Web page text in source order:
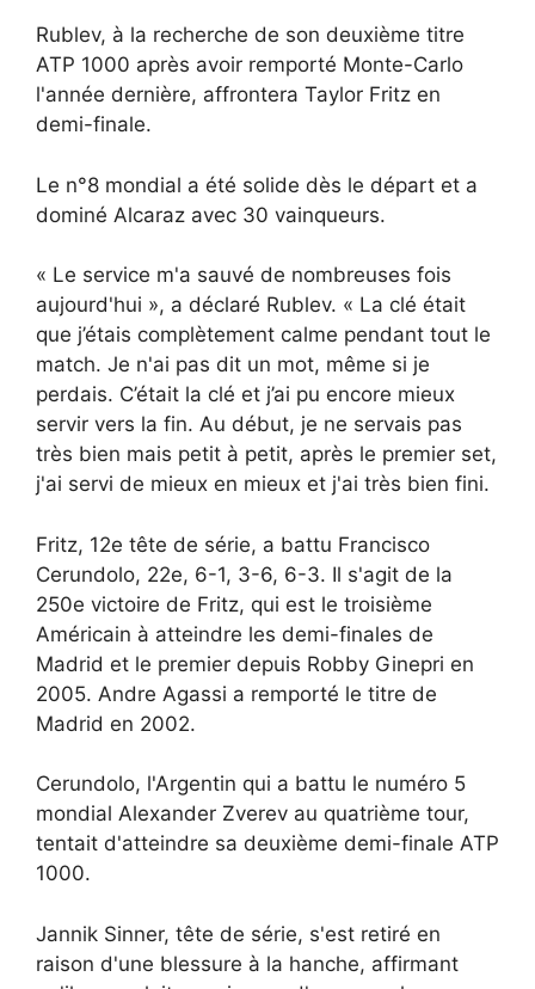
Rublev, à la recherche de son deuxième titre
ATP 1000 après avoir remporté Monte-Carlo
l'année dernière, affrontera Taylor Fritz en
demi-finale.
Le n°8 mondial a été solide dès le départ et a
dominé Alcaraz avec 30 vainqueurs.
« Le service m'a sauvé de nombreuses fois
aujourd'hui », a déclaré Rublev. « La clé était
que j’étais complètement calme pendant tout le
match. Je n'ai pas dit un mot, même si je
perdais. C’était la clé et j’ai pu encore mieux
servir vers la fin. Au début, je ne servais pas
très bien mais petit à petit, après le premier set,
j'ai servi de mieux en mieux et j'ai très bien fini.
Fritz, 12e tête de série, a battu Francisco
Cerundolo, 22e, 6-1, 3-6, 6-3. Il s'agit de la
250e victoire de Fritz, qui est le troisième
Américain à atteindre les demi-finales de
Madrid et le premier depuis Robby Ginepri en
2005. Andre Agassi a remporté le titre de
Madrid en 2002.
Cerundolo, l'Argentin qui a battu le numéro 5
mondial Alexander Zverev au quatrième tour,
tentait d'atteindre sa deuxième demi-finale ATP
1000.
Jannik Sinner, tête de série, s'est retiré en
raison d'une blessure à la hanche, affirmant